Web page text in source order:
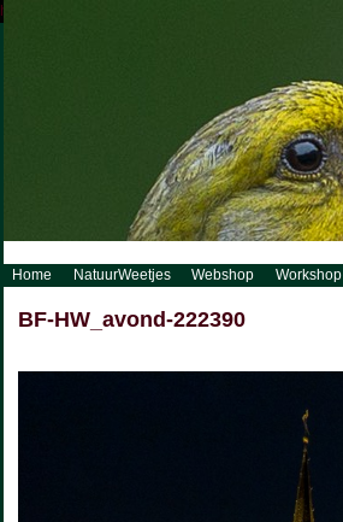
http://www.visueelconcept.nl/sitemap.xml.gz
Home NatuurWeetjes Webshop Workshop
BF-HW_avond-222390